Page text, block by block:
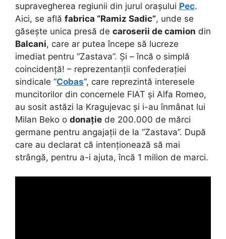
supravegherea regiunii din jurul orașului Pec.
Aici, se află fabrica “Ramiz Sadic”, unde se
găsește unica presă de caroserii de camion din
Balcani, care ar putea începe să lucreze
imediat pentru “Zastava”. Și – încă o simplă
coincidență! – reprezentanții confederației
sindicale “Cobas“, care reprezintă interesele
muncitorilor din concernele FIAT și Alfa Romeo,
au sosit astăzi la Kragujevac și i-au înmânat lui
Milan Beko o donație de 200.000 de mărci
germane pentru angajații de la “Zastava”. După
care au declarat că intenționează să mai
strângă, pentru a-i ajuta, încă 1 milion de marci.